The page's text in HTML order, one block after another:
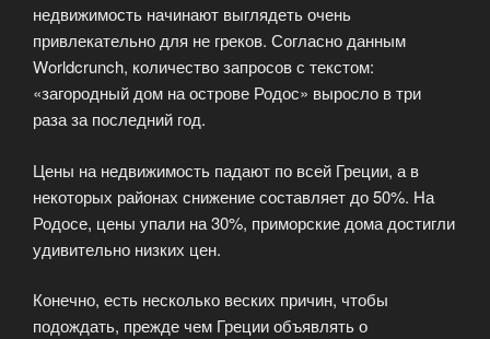
недвижимость начинают выглядеть очень
привлекательно для не греков. Согласно данным
Worldcrunch, количество запросов с текстом:
«загородный дом на острове Родос» выросло в три
раза за последний год.
Цены на недвижимость падают по всей Греции, а в
некоторых районах снижение составляет до 50%. На
Родосе, цены упали на 30%, приморские дома достигли
удивительно низких цен.
Конечно, есть несколько веских причин, чтобы
подождать, прежде чем Греции объявлять о